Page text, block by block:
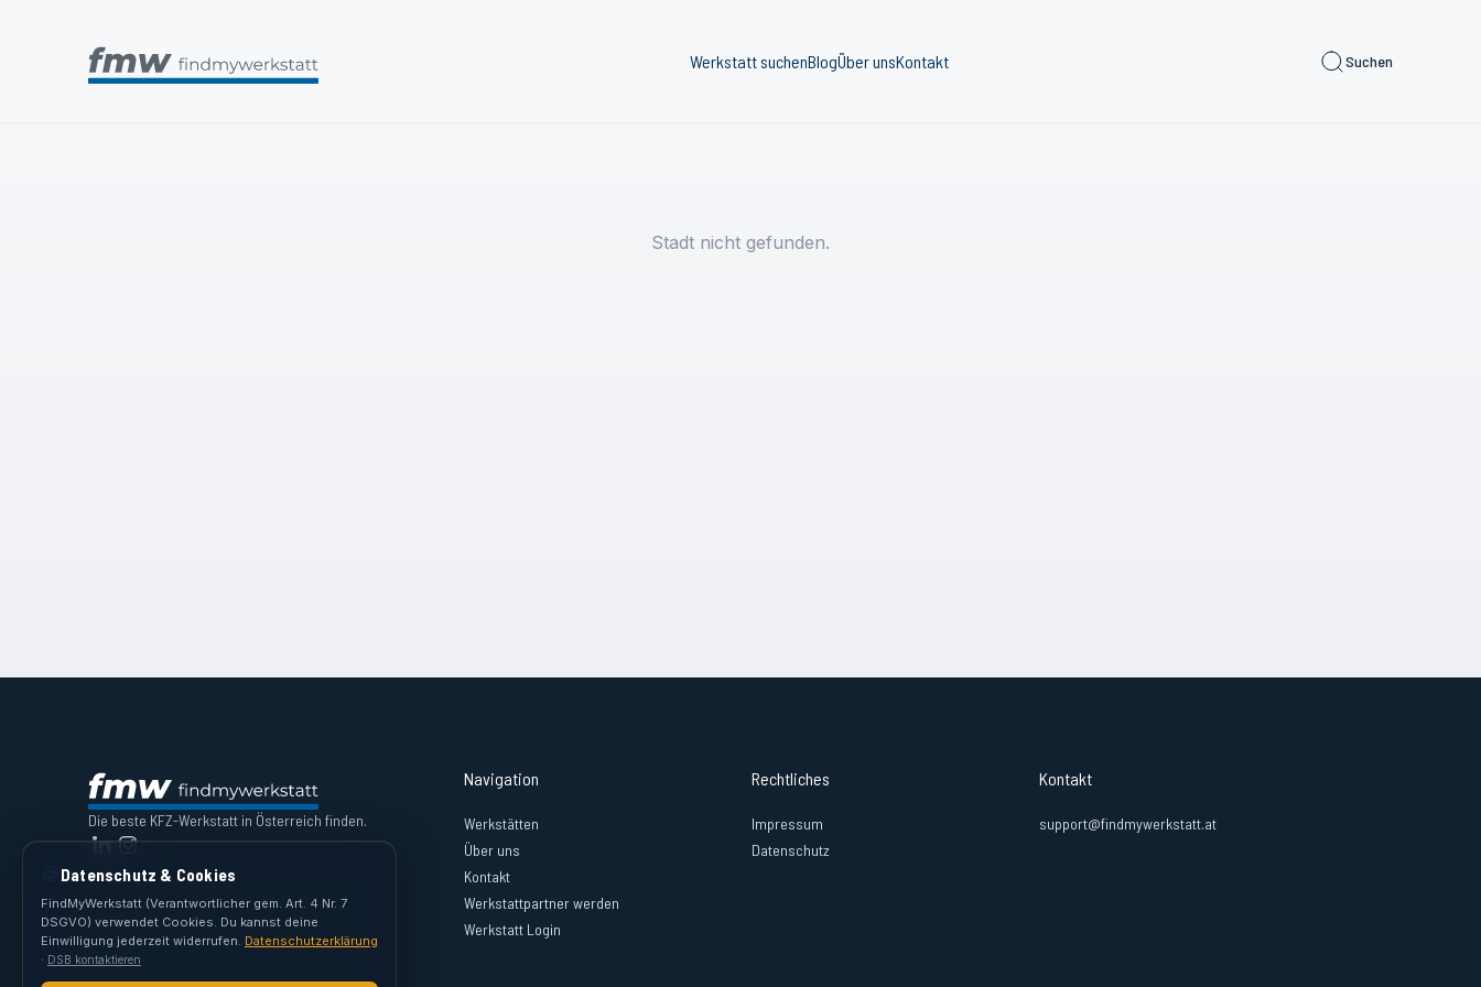
Werkstatt suchenBlogÜber unsKontakt Suchen
Stadt nicht gefunden.
Die beste KFZ-Werkstatt in Österreich finden.
Navigation
Werkstätten
Über uns
Kontakt
Werkstattpartner werden
Werkstatt Login
Rechtliches
Impressum
Datenschutz
Kontakt
support@findmywerkstatt.at
🍪 Datenschutz & Cookies
FindMyWerkstatt (Verantwortlicher gem. Art. 4 Nr. 7
DSGVO) verwendet Cookies. Du kannst deine
Einwilligung jederzeit widerrufen. Datenschutzerklärung
· DSB kontaktieren